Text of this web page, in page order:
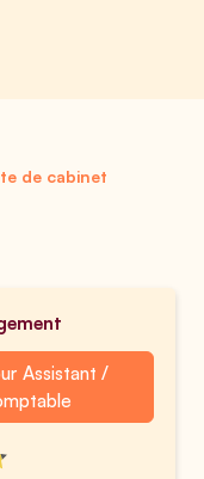
de cabinet
Assistant /